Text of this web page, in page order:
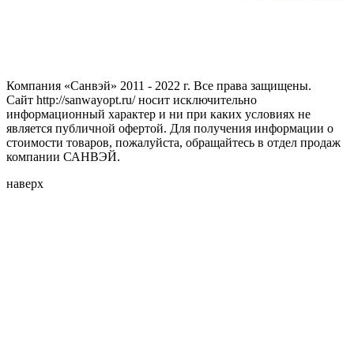
Компания «Санвэй» 2011 - 2022 г. Все права защищены.
Сайт http://sanwayopt.ru/ носит исключительно
информационный характер и ни при каких условиях не
является публичной офертой. Для получения информации о
стоимости товаров, пожалуйста, обращайтесь в отдел продаж
компании САНВЭЙ.
наверх